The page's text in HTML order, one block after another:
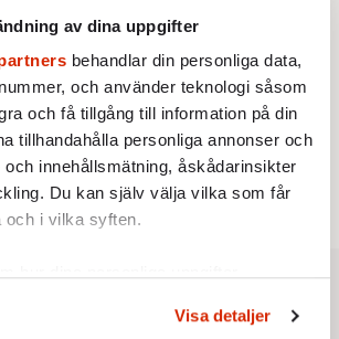
av dina uppgifter
behandlar din personliga data,
och använder teknologi såsom
och få tillgång till information på din
tillhandahålla personliga annonser och
och innehållsmätning, åskådarinsikter
Du kan själv välja vilka som får
och i vilka syften.
dra tillbaka ditt samtycke när som
Visa detaljer
Ja, AC är ett hot mot den
både tsaren och Stalin
Inte nu igen, Vänsterpartiet!